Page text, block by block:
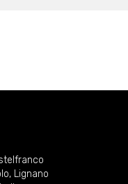
, Lignano